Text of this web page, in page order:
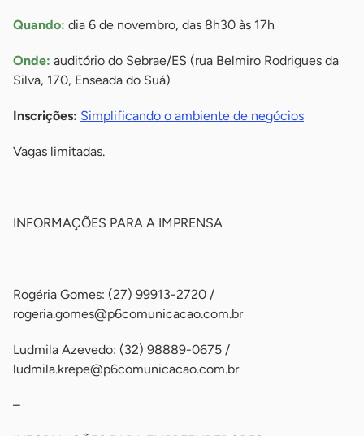
Quando: dia 6 de novembro, das 8h30 às 17h
Onde: auditório do Sebrae/ES (rua Belmiro Rodrigues da
Silva, 170, Enseada do Suá)
Inscrições: Simplificando o ambiente de negócios
Vagas limitadas.
INFORMAÇÕES PARA A IMPRENSA
Rogéria Gomes: (27) 99913-2720 /
rogeria.gomes@p6comunicacao.com.br
Ludmila Azevedo: (32) 98889-0675 /
ludmila.krepe@p6comunicacao.com.br
–